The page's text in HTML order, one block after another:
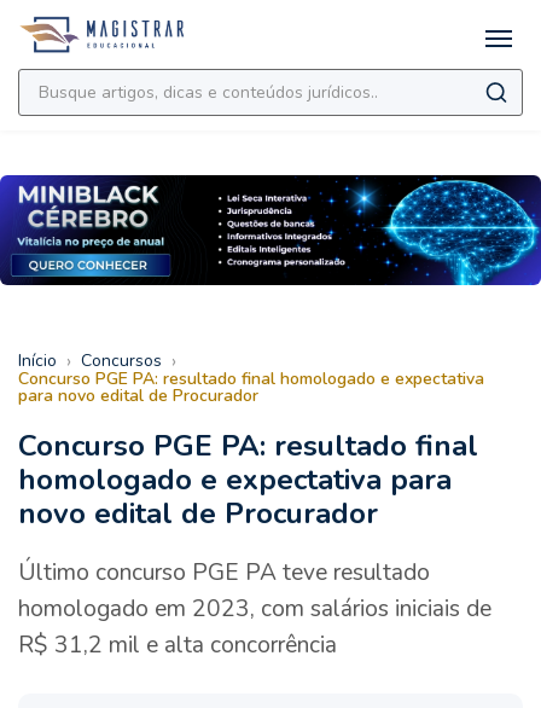
Início › Concursos ›
Concurso PGE PA: resultado final homologado e expectativa
para novo edital de Procurador
Concurso PGE PA: resultado final
homologado e expectativa para
novo edital de Procurador
Último concurso PGE PA teve resultado
homologado em 2023, com salários iniciais de
R$ 31,2 mil e alta concorrência